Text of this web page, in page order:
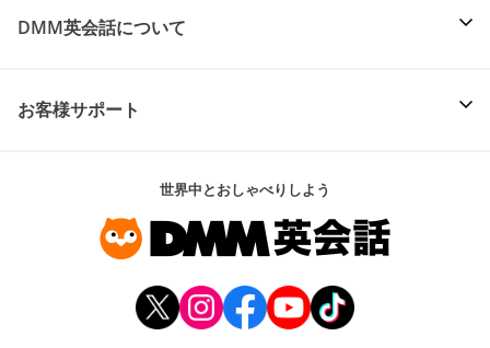
DMM英会話について
お客様サポート
世界中とおしゃべりしよう